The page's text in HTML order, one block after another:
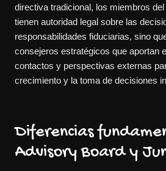
directiva tradicional, los miembros
tienen autoridad legal sobre las
responsabilidades fiduciarias, sino
consejeros estratégicos que aportan
contactos y perspectivas externas
crecimiento y la toma de decisiones
Diferencias
Advisory Board y